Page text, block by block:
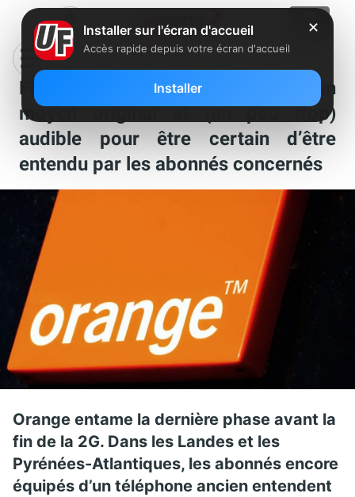
Fin de la 2G : Orange dégaine un
moyen original et (un peu trop)
audible pour être certain d’être
entendu par les abonnés concernés
Orange entame la dernière phase avant la
fin de la 2G. Dans les Landes et les
Pyrénées-Atlantiques, les abonnés encore
équipés d’un téléphone ancien entendent
✕
Installer sur l'écran d'accueil
Accès rapide depuis votre écran d'accueil
Installer